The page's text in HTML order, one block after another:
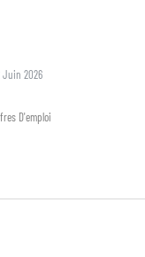
Juin 2026
D'emploi